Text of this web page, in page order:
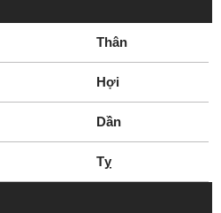
Thân
Hợi
Dần
Tỵ